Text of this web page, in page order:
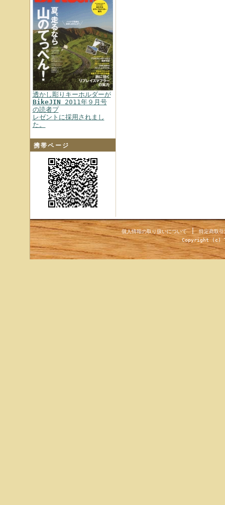
透かし彫りキーホルダーが
BikeJIN 2011年９月号
の読者プ
レゼントに採用されまし
た。
携帯ページ
個人情報の取り扱いについて| 特定商取
Copyright (c)